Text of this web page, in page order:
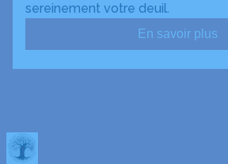
sereinement votre deuil.
En savoir plus